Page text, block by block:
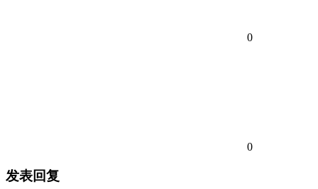
0
0
发表回复